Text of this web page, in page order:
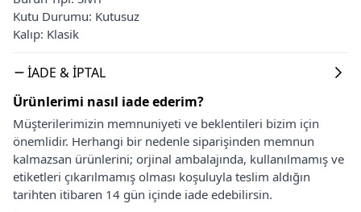
Kutu Durumu: Kutusuz
Kalıp: Klasik
İADE & İPTAL
Ürünlerimi nasıl iade ederim?
Müşterilerimizin memnuniyeti ve beklentileri bizim için
önemlidir. Herhangi bir nedenle siparişinden memnun
kalmazsan ürünlerini; orjinal ambalajında, kullanılmamış ve
etiketleri çıkarılmamış olması koşuluyla teslim aldığın
tarihten itibaren 14 gün içinde iade edebilirsin.